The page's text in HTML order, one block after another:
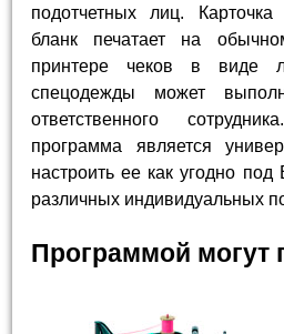
подотчетных лиц.
бланк печатает на
принтере чеков в виде
спецодежды может
ответственного
программа является
настроить ее как угодно
различных индивидуальных
Программой могут